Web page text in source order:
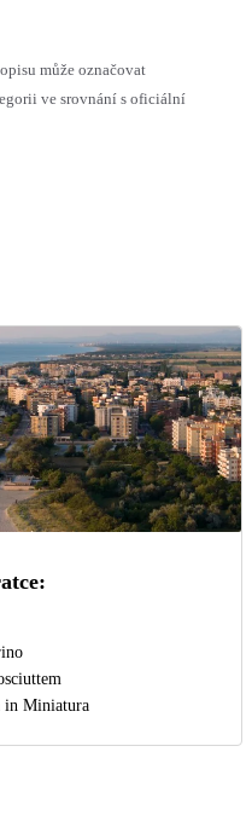
může označovat
ve srovnání s oficiální
in Miniatura